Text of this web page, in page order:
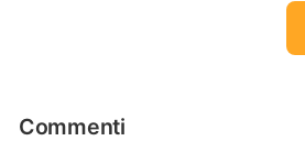
Commenti